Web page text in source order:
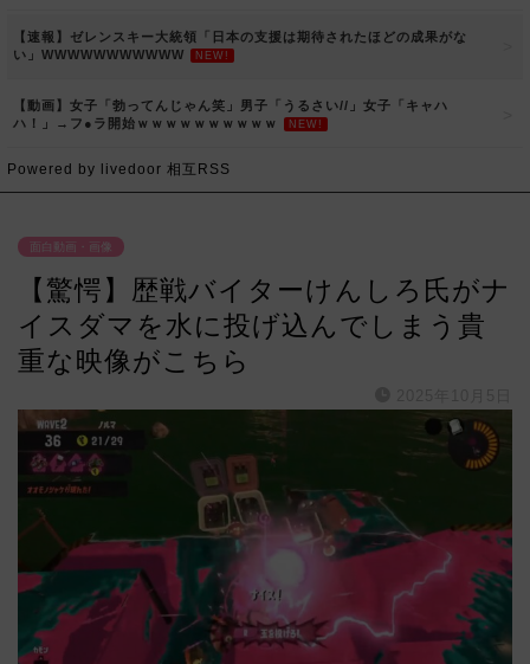
【速報】ゼレンスキー大統領「日本の支援は期待されたほどの成果がな
い」WWWWWWWWWWW
NEW!
【動画】女子「勃ってんじゃん笑」男子「うるさい//」女子「キャハ
ハ！」→フ●ラ開始ｗｗｗｗｗｗｗｗｗｗ
NEW!
Powered by livedoor 相互RSS
面白動画・画像
【驚愕】歴戦バイターけんしろ氏がナ
イスダマを水に投げ込んでしまう貴
重な映像がこちら